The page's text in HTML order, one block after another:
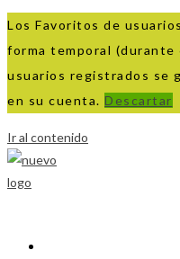
Los Favoritos de
forma temporal (durante
usuarios registrados se
en su cuenta. Descartar
Ir al contenido